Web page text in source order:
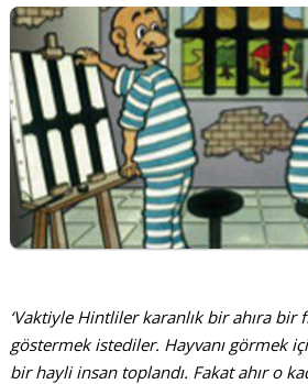
‘Vaktiyle Hintliler karanlık bir ahıra bir
göstermek istediler. Hayvanı görmek
bir hayli insan toplandı. Fakat ahır o